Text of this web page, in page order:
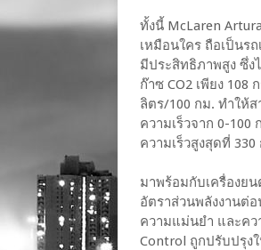
ทั้งนี้ McLaren
เหมือนใคร ถือเป็นร
มีประสิทธิภาพสูง ซึ่ง
ก๊าซ CO2 เพียง
ลิตร/100 กม. ทำให้ส
ความเร็วจาก 0-100
ความเร็วสูงสุดที่
มาพร้อมกับเครื่องย
อัตราส่วนพลังงานต่
ความแม่นยำ และคว
Control ถูกปรับปรุง